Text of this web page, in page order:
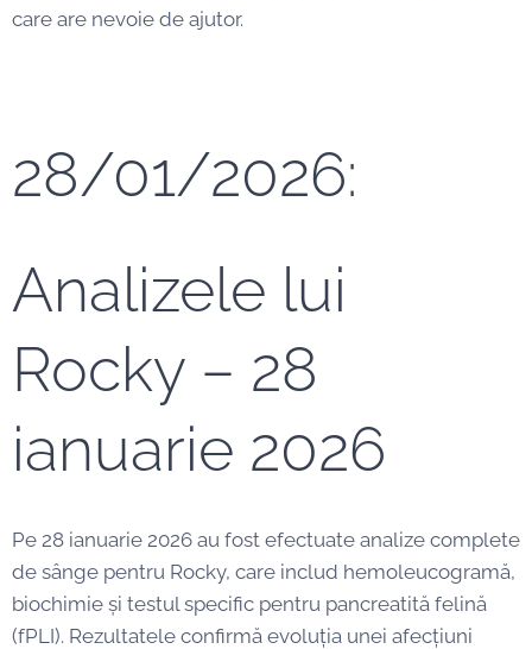
care are nevoie de ajutor.
28/01/2026:
Analizele lui
Rocky – 28
ianuarie 2026
Pe 28 ianuarie 2026 au fost efectuate analize complete
de sânge pentru Rocky, care includ hemoleucogramă,
biochimie și testul specific pentru pancreatită felină
(fPLI). Rezultatele confirmă evoluția unei afecțiuni